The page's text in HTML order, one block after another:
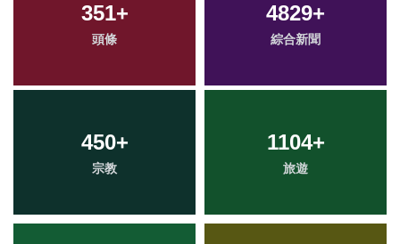
351+
頭條
4829+
綜合新聞
450+
宗教
1104+
旅遊